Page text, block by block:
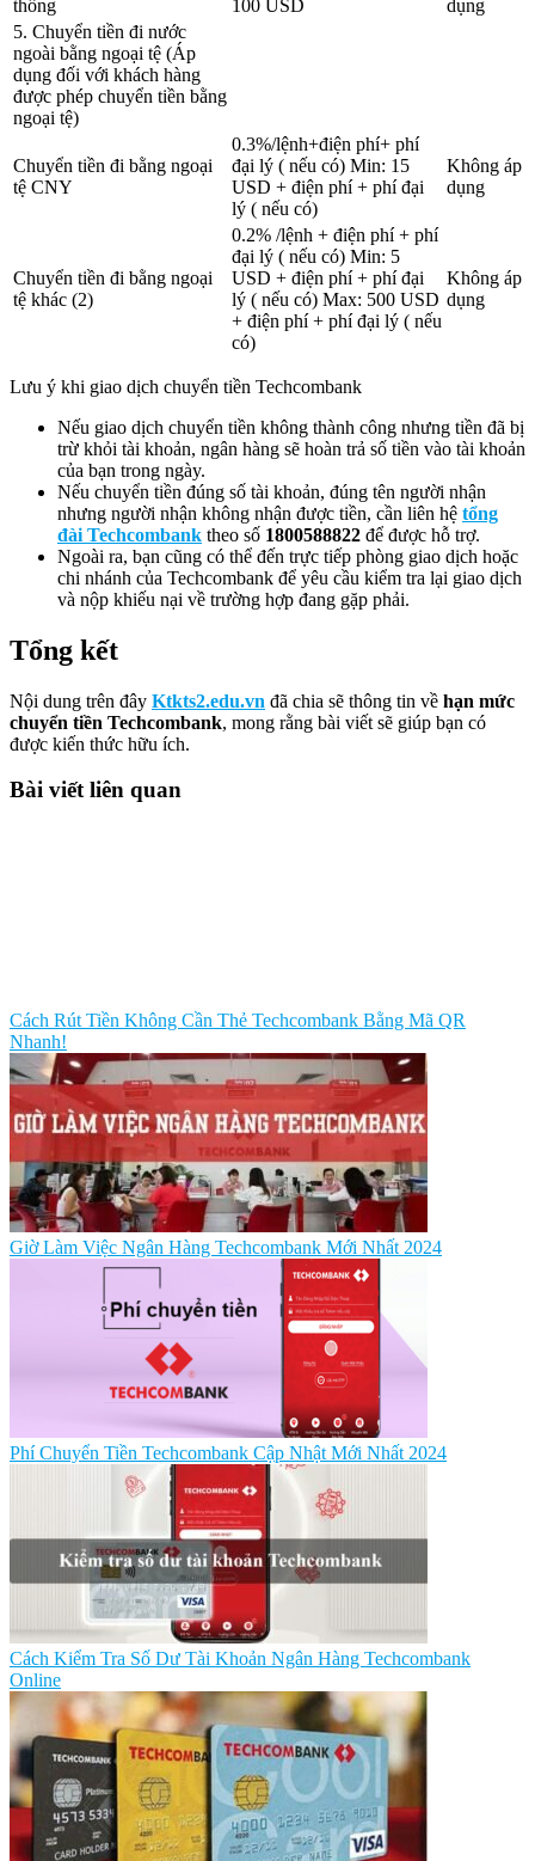
thống 100 USD
dụng
5. Chuyển tiền đi nước
ngoài bằng ngoại tệ (Áp
dụng đối với khách hàng
được phép chuyển tiền bằng
ngoại tệ)
Chuyển tiền đi bằng ngoại
tệ CNY
0.3%/lệnh+điện phí+ phí
đại lý ( nếu có) Min: 15
USD + điện phí + phí đại
lý ( nếu có)
Không áp
dụng
Chuyển tiền đi bằng ngoại
tệ khác (2)
0.2% /lệnh + điện phí + phí
đại lý ( nếu có) Min: 5
USD + điện phí + phí đại
lý ( nếu có) Max: 500 USD
+ điện phí + phí đại lý ( nếu
có)
Không áp
dụng
Lưu ý khi giao dịch chuyển tiền Techcombank
Nếu giao dịch chuyển tiền không thành công nhưng tiền đã bị
trừ khỏi tài khoản, ngân hàng sẽ hoàn trả số tiền vào tài khoản
của bạn trong ngày.
Nếu chuyển tiền đúng số tài khoản, đúng tên người nhận
nhưng người nhận không nhận được tiền, cần liên hệ tổng
đài Techcombank theo số 1800588822 để được hỗ trợ.
Ngoài ra, bạn cũng có thể đến trực tiếp phòng giao dịch hoặc
chi nhánh của Techcombank để yêu cầu kiểm tra lại giao dịch
và nộp khiếu nại về trường hợp đang gặp phải.
Tổng kết
Nội dung trên đây Ktkts2.edu.vn đã chia sẽ thông tin về hạn mức
chuyển tiền Techcombank, mong rằng bài viết sẽ giúp bạn có
được kiến thức hữu ích.
Bài viết liên quan
Cách Rút Tiền Không Cần Thẻ Techcombank Bằng Mã QR
Nhanh!
Giờ Làm Việc Ngân Hàng Techcombank Mới Nhất 2024
Phí Chuyển Tiền Techcombank Cập Nhật Mới Nhất 2024
Cách Kiểm Tra Số Dư Tài Khoản Ngân Hàng Techcombank
Online